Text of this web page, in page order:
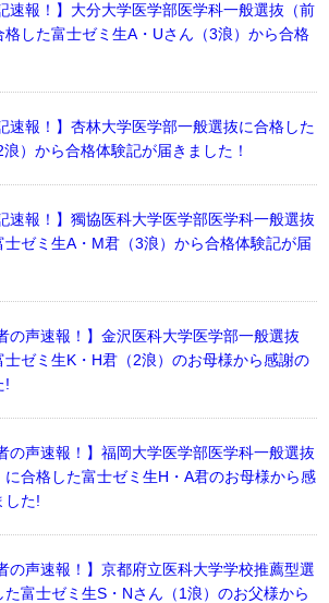
速報！】大分大学医学部医学科一般選抜（前
した富士ゼミ生A・Uさん（3浪）から合格
速報！】杏林大学医学部一般選抜に合格した
）から合格体験記が届きました！
速報！】獨協医科大学医学部医学科一般選抜
士ゼミ生A・M君（3浪）から合格体験記が届
の声速報！】金沢医科大学医学部一般選抜
士ゼミ生K・H君（2浪）のお母様から感謝の
!
の声速報！】福岡大学医学部医学科一般選抜
に合格した富士ゼミ生H・A君のお母様から感
した!
の声速報！】京都府立医科大学学校推薦型選
富士ゼミ生S・Nさん（1浪）のお父様から